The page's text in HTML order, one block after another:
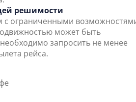
решимости
ограниченными
может быть
запросить не менее
рейса.